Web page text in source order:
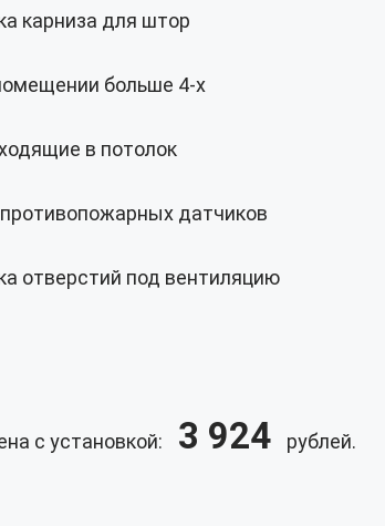
карниза для штор
больше 4-х
в потолок
датчиков
отверстий под вентиляцию
с установкой: 3 924 рублей.